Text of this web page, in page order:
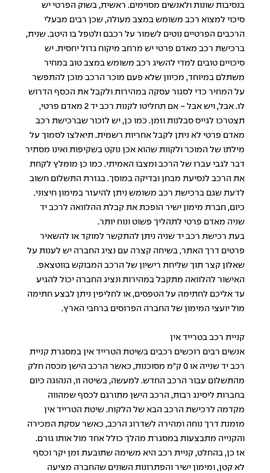
בנסיבות שונות ולאנשים מסוימים. ראשית, בשוק הפרטי יש
סיכוי למצוא רכב משומש במצב מעולה, שכן רבים מבעלי
הרכבים הפרטיים נוטים לשמור על רכבם ולטפל בו היטב. שנית,
ברכישת רכב מאדם פרטי יש מרחב מיקוח גדול יחסית. יש
סיכויים טובים למדי להשיג רכב משומש במצב טוב במחיר
משתלם במיוחד, מכיוון שלא פעם מוכר הרכב מוכן להתפשר
על המחיר כדי לסגור עסקה במהירות ולקבל את הכסף הדרוש
לו. אבל, ויש אבל - אם תחליטו לקנות רכב יד 2 מאדם פרטי,
תצטרכו לגייס סבלנות וזמן. כמו כן, יש לזכור שברכישת רכב
מאדם פרטי לא ניתן לקבל אחריות רשמית. תיאלצו לסמוך על
מילתו של המוכר ולקוות שהוא אכן נוקט בשקיפות ואינו מסתיר
דבר לגבי עברו של הרכב ומצבו האמיתי. כמו כן מומלץ לקחת
את הרכב לנסיעת מבחן ובדיקה במוסך. בגזרת התשלום חשוב
לדעת שגם ברכישת רכב משומש ניתן להיעזר במימון חיצוני.
כיום, חברת מימון ישיר הופכת את קבלת ההלוואה לרכב יד
שניה מאדם פרטי לתהליך פשוט ונוח יותר.
בעת רכישת רכב יד שניה ניתן להתקשר למוקד או להשאיר
פרטים דרך האתר, בשיחה קצרה עם נציג החברה יש לענות על
שאלון קצר תוך שליחת רישיון של הרכב המבוקש בווטצאפ.
האישור להלוואה מתקבל במהירות ונציג החברה יכול להגיע
עד אליכם לחתימה על הטפסים, או לחליפין ניתן לבצע חתימה
מול יועצי המימון של החברה הפרוסים ברחבי הארץ.
קניית רכב בטרייד אין
אנשים רבים רוכשים רכבים בשיטת הטרייד אין במסגרת קניית
רכב יד שנייה או 0 ק"מ מסוכנות, כאשר הרכב הישן מכסה חלק
מהתשלום עבור הרכב החדש. למעשה, בשיטה זו, הנהוגה כיום
בחברות ליסינג רבות, הרכב הישן מתורגם לכסף שמהווה
מקדמה לרכישת הרכב הבא של הלקוח. שיטת הטרייד אין
מזמנת דרך נוחה ומהירה לשדרוג הרכב, כאשר עסקת המכירה
והקנייה מתבצעות במסגרת מהלך כולל אחד מול אותו גורם.
אז כן, בהחלט, קניית רכב היא משימה שתובעת זמן יקר וכסף
לא קטן, ומימון ישיר והפתרונות השונים שהחברה מציעה